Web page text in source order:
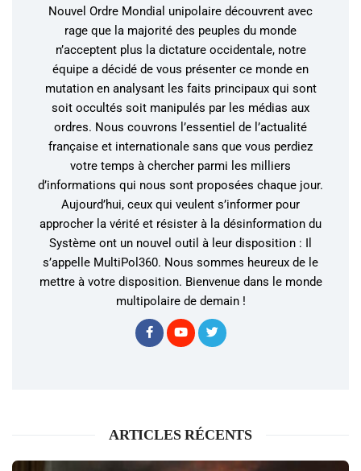
Nouvel Ordre Mondial unipolaire découvrent avec
rage que la majorité des peuples du monde
n’acceptent plus la dictature occidentale, notre
équipe a décidé de vous présenter ce monde en
mutation en analysant les faits principaux qui sont
soit occultés soit manipulés par les médias aux
ordres. Nous couvrons l’essentiel de l’actualité
française et internationale sans que vous perdiez
votre temps à chercher parmi les milliers
d’informations qui nous sont proposées chaque jour.
Aujourd’hui, ceux qui veulent s’informer pour
approcher la vérité et résister à la désinformation du
Système ont un nouvel outil à leur disposition : Il
s’appelle MultiPol360. Nous sommes heureux de le
mettre à votre disposition. Bienvenue dans le monde
multipolaire de demain !
ARTICLES RÉCENTS